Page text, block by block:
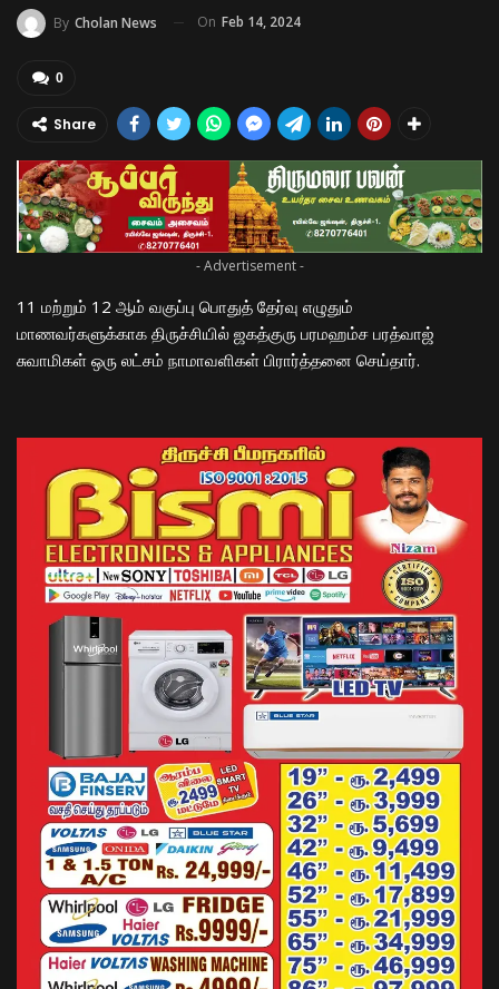
By Cholan News On Feb 14, 2024
0
Share
- Advertisement -
11 மற்றும் 12 ஆம் வகுப்பு பொதுத் தேர்வு எழுதும்
மாணவர்களுக்காக திருச்சியில் ஜகத்குரு பரமஹம்ச பரத்வாஜ்
சுவாமிகள் ஒரு லட்சம் நாமாவளிகள் பிரார்த்தனை செய்தார்.